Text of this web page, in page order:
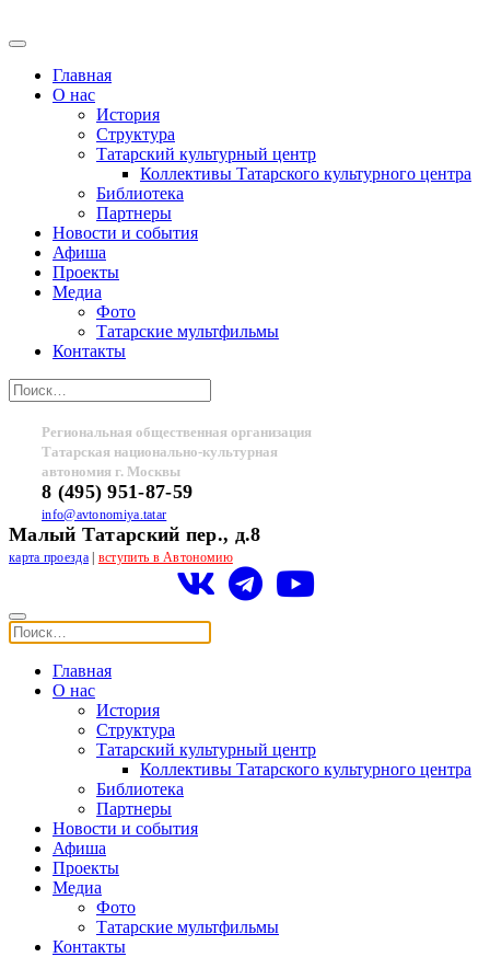
Главная
О нас
История
Структура
Татарский культурный центр
Коллективы Татарского культурного центра
Библиотека
Партнеры
Новости и события
Афиша
Проекты
Медиа
Фото
Татарские мультфильмы
Контакты
Региональная общественная организация
Татарская национально-культурная
автономия г. Москвы
8 (495) 951-87-59
info@avtonomiya.tatar
Малый Татарский пер., д.8
карта проезда| вступить в Автономию
Главная
О нас
История
Структура
Татарский культурный центр
Коллективы Татарского культурного центра
Библиотека
Партнеры
Новости и события
Афиша
Проекты
Медиа
Фото
Татарские мультфильмы
Контакты